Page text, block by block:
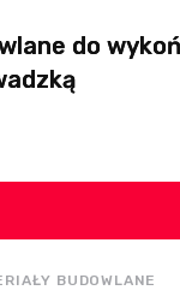
rozkładany
BUDOWLANE